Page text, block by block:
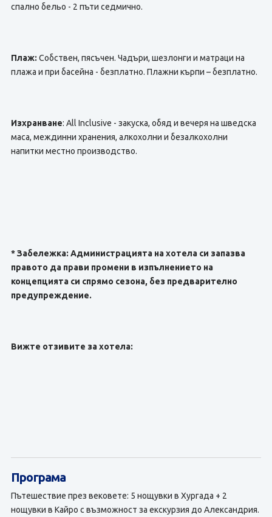
спално бельо - 2 пъти седмично.
Плаж: Собствен, пясъчен. Чадъри, шезлонги и матраци на
плажа и при басейна - безплатно. Плажни кърпи – безплатно.
Изхранване: All Inclusive - закуска, обяд и вечеря на шведска
маса, междинни хранения, алкохолни и безалкохолни
напитки местно производство.
* Забележка: Администрацията на хотела си запазва
правото да прави промени в изпълнението на
концепцията си спрямо сезона, без предварително
предупреждение.
Вижте отзивите за хотела:
Програма
Пътешествие през вековете: 5 нощувки в Хургада + 2
нощувки в Кайро с възможност за екскурзия до Александрия.